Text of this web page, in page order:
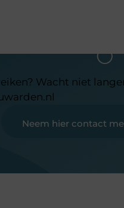
Wacht niet
Neem hier contact